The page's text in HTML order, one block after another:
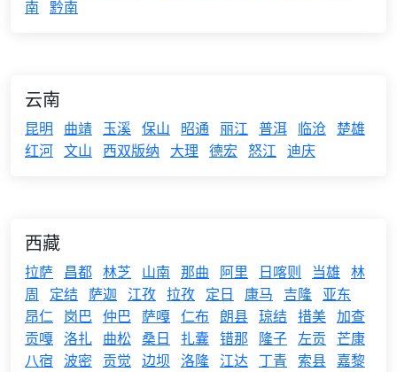
南 黔南
云南
昆明 曲靖 玉溪 保山 昭通 丽江 普洱 临沧
楚雄
红河 文山 西双版纳 大理 德宏 怒江 迪庆
西藏
拉萨 昌都 林芝 山南 那曲 阿里 日喀则 当雄 林
周
定结 萨迦 江孜 拉孜 定日 康马 吉隆 亚东
昂仁 岗巴 仲巴 萨嘎 仁布 朗县 琼结 措美 加查
贡嘎 洛扎 曲松 桑日 扎囊 错那 隆子 左贡 芒康
八宿 波密 贡觉 边坝 洛隆 江达 丁青 索县 嘉黎